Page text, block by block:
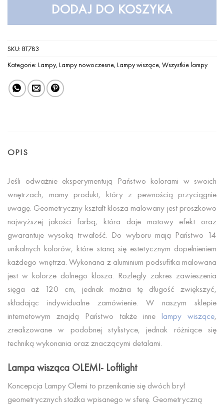
DODAJ DO KOSZYKA
SKU: BT783
Kategorie: Lampy, Lampy nowoczesne, Lampy wiszące, Wszystkie lampy
OPIS
Jeśli odważnie eksperymentują Państwo kolorami w swoich
wnętrzach, mamy produkt, który z pewnością przyciągnie
uwagę. Geometryczny kształt klosza malowany jest proszkowo
najwyższej jakości farbą, która daje matowy efekt oraz
gwarantuje wysoką trwałość. Do wyboru mają Państwo 14
unikalnych kolorów, które staną się estetycznym dopełnieniem
każdego wnętrza. Wykonana z aluminium podsufitka malowana
jest w kolorze dolnego klosza. Rozległy zakres zawieszenia
sięga aż 120 cm, jednak można tę długość zwiększyć,
składając indywidualne zamówienie. W naszym sklepie
internetowym znajdą Państwo także inne lampy wiszące,
zrealizowane w podobnej stylistyce, jednak różniące się
techniką wykonania oraz znaczącymi detalami.
Lampa wisząca OLEMI- Loftlight
Koncepcja Lampy Olemi to przenikanie się dwóch brył
geometrycznych stożka wpisanego w sferę. Geometryczną